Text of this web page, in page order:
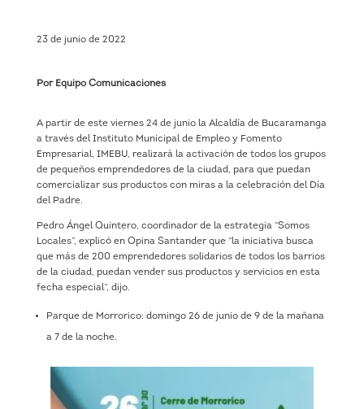
23 de junio de 2022
Por Equipo Comunicaciones
A partir de este viernes 24 de junio la Alcaldía de Bucaramanga
a través del Instituto Municipal de Empleo y Fomento
Empresarial, IMEBU, realizará la activación de todos los grupos
de pequeños emprendedores de la ciudad, para que puedan
comercializar sus productos con miras a la celebración del Día
del Padre.
Pedro Ángel Quintero, coordinador de la estrategia “Somos
Locales”, explicó en Opina Santander que “la iniciativa busca
que más de 200 emprendedores solidarios de todos los barrios
de la ciudad, puedan vender sus productos y servicios en esta
fecha especial”, dijo.
Parque de Morrorico: domingo 26 de junio de 9 de la mañana
a 7 de la noche.